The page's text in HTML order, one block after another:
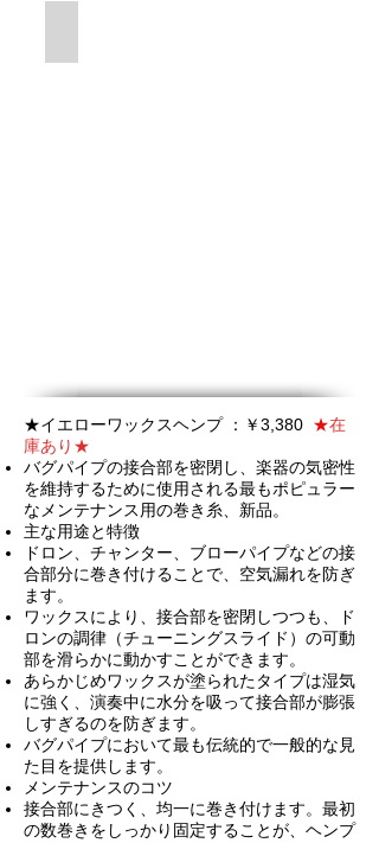
★イエローワックスヘンプ ：￥3,380 ★在
庫あり★
バグパイプの接合部を密閉し、楽器の気密性
を維持するために使用される最もポピュラー
なメンテナンス用の巻き糸、新品。
主な用途と特徴
ドロン、チャンター、ブローパイプなどの接
合部分に巻き付けることで、空気漏れを防ぎ
ます。
ワックスにより、接合部を密閉しつつも、ド
ロンの調律（チューニングスライド）の可動
部を滑らかに動かすことができます。
あらかじめワックスが塗られたタイプは湿気
に強く、演奏中に水分を吸って接合部が膨張
しすぎるのを防ぎます。
バグパイプにおいて最も伝統的で一般的な見
た目を提供します。
メンテナンスのコツ
接合部にきつく、均一に巻き付けます。最初
の数巻きをしっかり固定することが、ヘンプ